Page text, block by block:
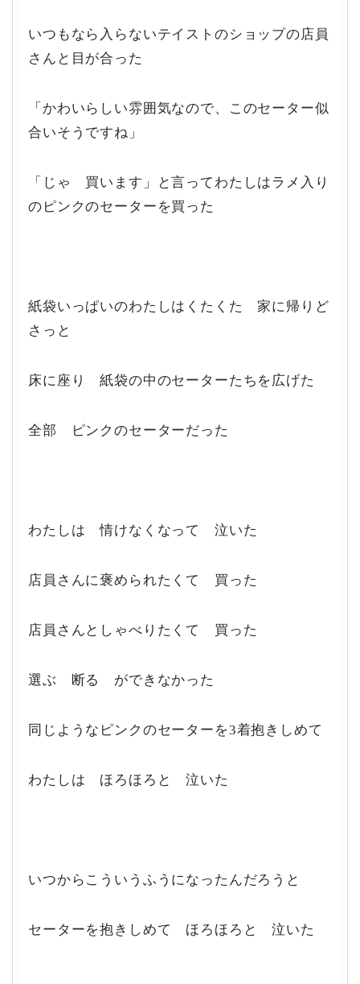
いつもなら入らないテイストのショップの店員
さんと目が合った
「かわいらしい雰囲気なので、このセーター似
合いそうですね」
「じゃ 買います」と言ってわたしはラメ入り
のピンクのセーターを買った
紙袋いっぱいのわたしはくたくた 家に帰りど
さっと
床に座り 紙袋の中のセーターたちを広げた
全部 ピンクのセーターだった
わたしは 情けなくなって 泣いた
店員さんに褒められたくて 買った
店員さんとしゃべりたくて 買った
選ぶ 断る ができなかった
同じようなピンクのセーターを3着抱きしめて
わたしは ほろほろと 泣いた
いつからこういうふうになったんだろうと
セーターを抱きしめて ほろほろと 泣いた